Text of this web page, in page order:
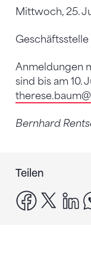
Mittwoch, 25.
Geschäftsstelle
Anmeldungen
sind bis am 10.
therese.baum
Bernhard
Teilen
facebook
x